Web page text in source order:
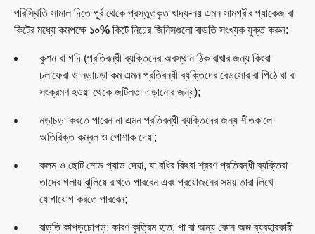
পরিস্থিতি সামাল দিতে পূর্ব থেকে প্রস্তুতকৃত খাদ্য-নয় এমন সামগ্রীর প্যাকেজ বা
কিটের মধ্যে কমপক্ষে ১০% কিটে নিচের জিনিসগুলো বাড়তি সংখ্যক যুক্ত করুন:
কুশন বা গদি (প্রতিবন্ধী ব্যক্তিদের অবস্থান ঠিক রাখার জন্য কিংবা
চলাফেরা ও নড়াচড়া কম এমন প্রতিবন্ধী ব্যক্তিদের বেডসোর বা পিঠে ঘা বা
সংক্রমণ হওয়া থেকে জটিলতা এড়ানোর জন্য);
নড়াচড়া করতে পারেন না এমন প্রতিবন্ধী ব্যক্তিদের জন্য শীতকালে
অতিরিক্ত কম্বল ও পোশাক দেয়া;
কলম ও ছোট নোড প্যাড দেয়া, যা বধির কিংবা শ্রবণ প্রতিবন্ধী ব্যক্তিরা
তাদের গলায় ঝুলিয়ে রাখতে পারবেন এবং প্রয়োজনের সময় তারা লিখে
যোগাযোগ করতে পারবেন;
বাড়তি কাপড়চোপড়: কারণ কৃত্রিম হাত, পা বা অন্য কোন অঙ্গ ব্যবহারকারী